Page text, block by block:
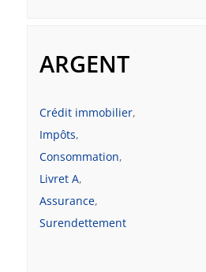
ARGENT
Crédit immobilier,
Impôts,
Consommation,
Livret A,
Assurance,
Surendettement